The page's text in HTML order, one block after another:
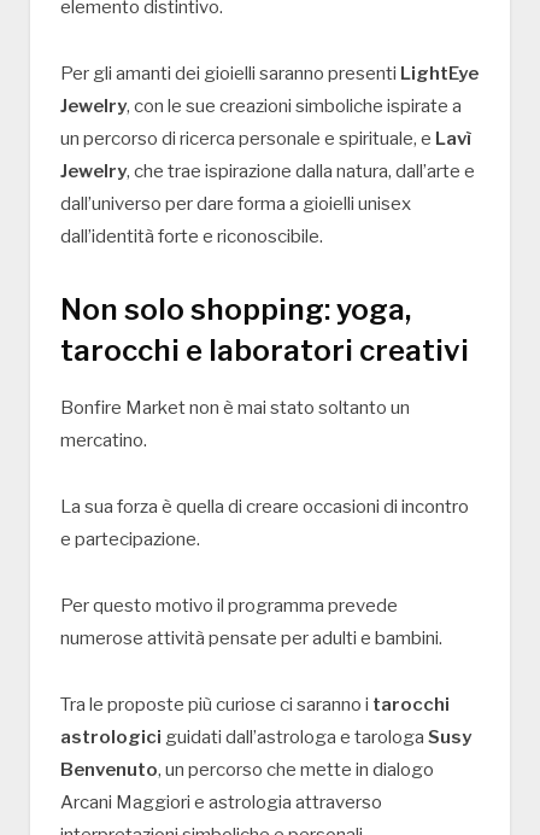
elemento distintivo.
Per gli amanti dei gioielli saranno presenti LightEye
Jewelry, con le sue creazioni simboliche ispirate a
un percorso di ricerca personale e spirituale, e Lavì
Jewelry, che trae ispirazione dalla natura, dall’arte e
dall’universo per dare forma a gioielli unisex
dall’identità forte e riconoscibile.
Non solo shopping: yoga,
tarocchi e laboratori creativi
Bonfire Market non è mai stato soltanto un
mercatino.
La sua forza è quella di creare occasioni di incontro
e partecipazione.
Per questo motivo il programma prevede
numerose attività pensate per adulti e bambini.
Tra le proposte più curiose ci saranno i tarocchi
astrologici guidati dall’astrologa e tarologa Susy
Benvenuto, un percorso che mette in dialogo
Arcani Maggiori e astrologia attraverso